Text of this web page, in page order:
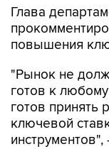
Глава
повышения
"Рынок не
готов к
готов принять
ключевой
инструментов",